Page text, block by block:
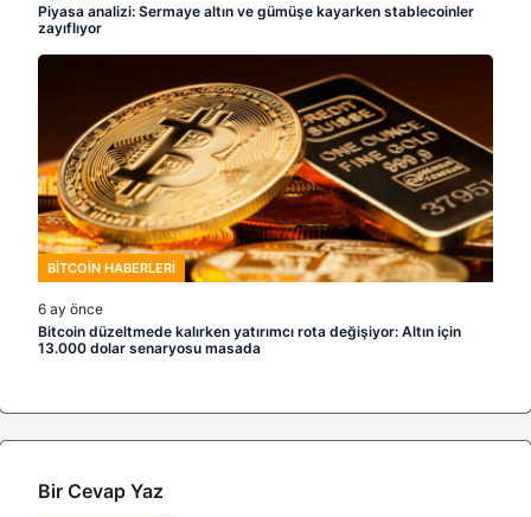
Piyasa analizi: Sermaye altın ve gümüşe kayarken stablecoinler
zayıflıyor
BITCOIN HABERLERI
6 ay önce
Bitcoin düzeltmede kalırken yatırımcı rota değişiyor: Altın için
13.000 dolar senaryosu masada
Bir Cevap Yaz